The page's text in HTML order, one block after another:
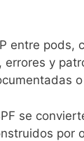
entre
y
se
por